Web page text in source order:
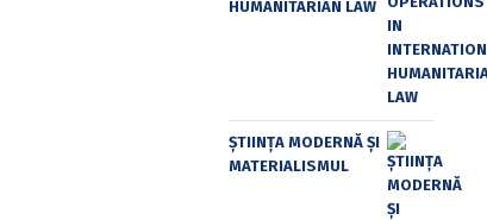
HUMANITARIAN LAW
ȘTIINȚA MODERNĂ ȘI
MATERIALISMUL